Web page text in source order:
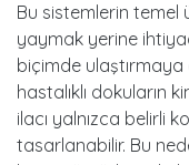
Bu sistemlerin temel
yaymak yerine
biçimde ulaştırmaya
hastalıklı dokuların
ilacı yalnızca belirli
tasarlanabilir. Bu